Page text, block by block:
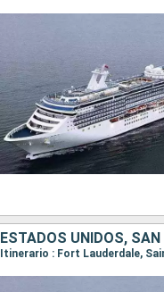
ESTADOS UNIDOS,